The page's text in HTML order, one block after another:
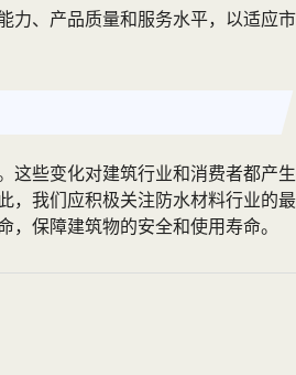
力、产品质量和服务水平，以适应市
这些变化对建筑行业和消费者都产生
，我们应积极关注防水材料行业的最
保障建筑物的安全和使用寿命。